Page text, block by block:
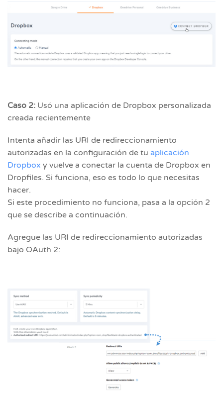
Caso 2: Usó una aplicación de Dropbox personalizada
creada recientemente
Intenta añadir las URI de redireccionamiento
autorizadas en la configuración de tu aplicación
Dropbox y vuelve a conectar la cuenta de Dropbox en
Dropfiles. Si funciona, eso es todo lo que necesitas
hacer.
Si este procedimiento no funciona, pasa a la opción 2
que se describe a continuación.
Agregue las URI de redireccionamiento autorizadas
bajo OAuth 2: